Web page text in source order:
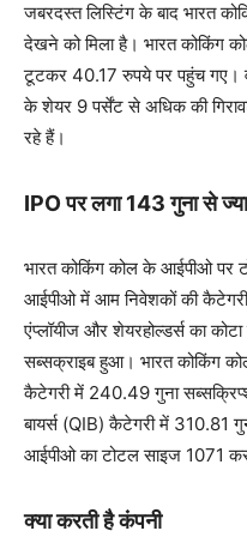
जबरदस्त लिस्टिंग के बाद भारत
देखने को मिला है। भारत कोकिंग
टूटकर 40.17 रुपये पर पहुंच गए।
के शेयर 9 पर्सेंट से अधिक की
रहे हैं।
IPO पर लगा 143 गुना से
भारत कोकिंग कोल के आईपीओ पर
आईपीओ में आम निवेशकों की
एंप्लॉयीज और शेयरहोल्डर्स का
सब्सक्राइब हुआ। भारत कोकिंग
कैटेगरी में 240.49 गुना
बायर्स (QIB) कैटेगरी में 310.81
आईपीओ का टोटल साइज 1071
क्या करती है कंपनी